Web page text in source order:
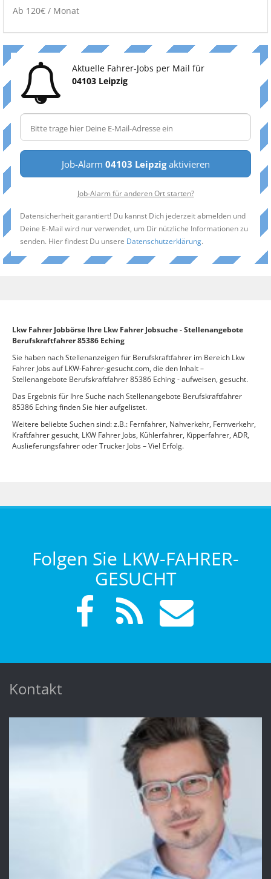
Ab 120€ / Monat
Aktuelle Fahrer-Jobs per Mail für
04103 Leipzig
Job-Alarm 04103 Leipzigaktivieren
Job-Alarm für anderen Ort starten?
Datensicherheit garantiert! Du kannst Dich jederzeit abmelden und
Deine E-Mail wird nur verwendet, um Dir nützliche Informationen zu
senden. Hier findest Du unsere Datenschutzerklärung.
Lkw Fahrer Jobbörse Ihre Lkw Fahrer Jobsuche - Stellenangebote
Berufskraftfahrer 85386 Eching
Sie haben nach Stellenanzeigen für Berufskraftfahrer im Bereich Lkw
Fahrer Jobs auf LKW-Fahrer-gesucht.com, die den Inhalt –
Stellenangebote Berufskraftfahrer 85386 Eching - aufweisen, gesucht.
Das Ergebnis für Ihre Suche nach Stellenangebote Berufskraftfahrer
85386 Eching finden Sie hier aufgelistet.
Weitere beliebte Suchen sind: z.B.: Fernfahrer, Nahverkehr, Fernverkehr,
Kraftfahrer gesucht, LKW Fahrer Jobs, Kühlerfahrer, Kipperfahrer, ADR,
Auslieferungsfahrer oder Trucker Jobs – Viel Erfolg.
Folgen Sie LKW-FAHRER-
GESUCHT
Kontakt